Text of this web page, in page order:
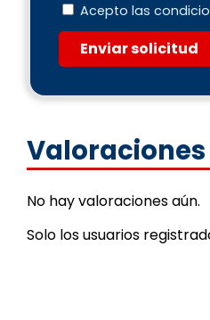
Acepto las
Enviar solicitud
Valoraciones
No hay valoraciones aún.
Solo los usuarios